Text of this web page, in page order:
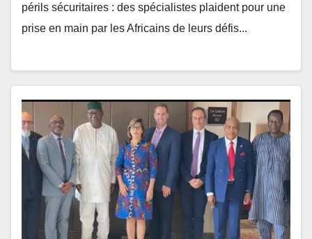
périls sécuritaires : des spécialistes plaident pour une
prise en main par les Africains de leurs défis...